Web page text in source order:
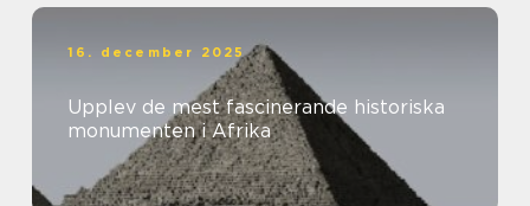
16. december 2025
Upplev de mest fascinerande historiska
monumenten i Afrika